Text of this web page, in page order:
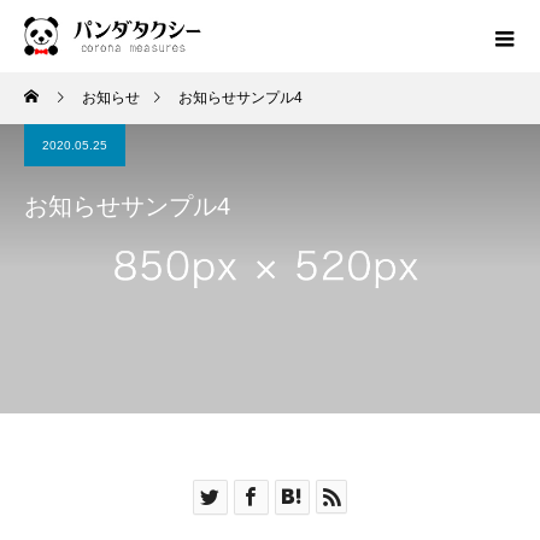
お知らせ お知らせサンプル4
2020.05.25
お知らせサンプル4